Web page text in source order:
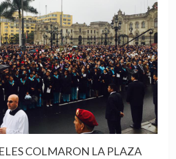
COLMARON LA PLAZA